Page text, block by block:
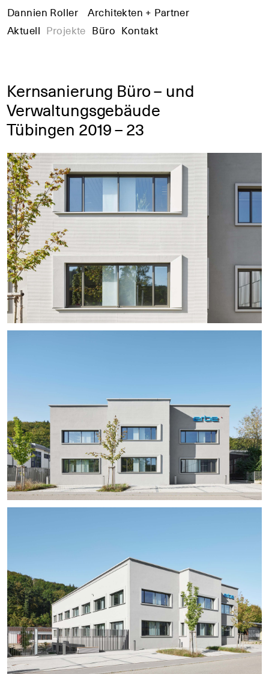
Dannien Roller
Architekten + Partner
Aktuell Projekte Büro Kontakt
Kernsanierung Büro – und
Verwaltungsgebäude
Tübingen 2019 – 23
+ +